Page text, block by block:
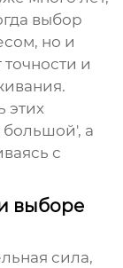
выбор
но и
и
этих
большой', а
с
выборе
сила,